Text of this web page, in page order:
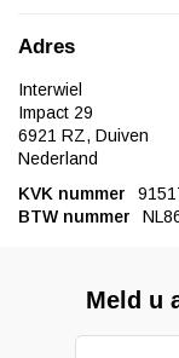
Adres
Interwiel
Impact 29
6921 RZ, Duiven
Nederland
KVK nummer
BTW nummer
Meld u